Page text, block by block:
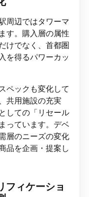
周辺ではタワーマ
す。購入層の属性
けでなく、首都圏
を得るパワーカッ
ペックも変化して
共用施設の充実
しての「リセール
っています。デベ
層のニーズの変化
品を企画・提案し
フィケーショ